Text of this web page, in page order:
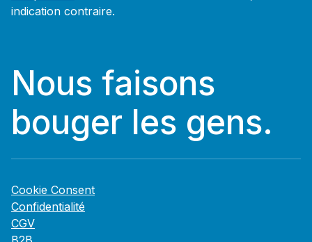
indication contraire.
Nous faisons
bouger les gens.
Cookie Consent
Confidentialité
CGV